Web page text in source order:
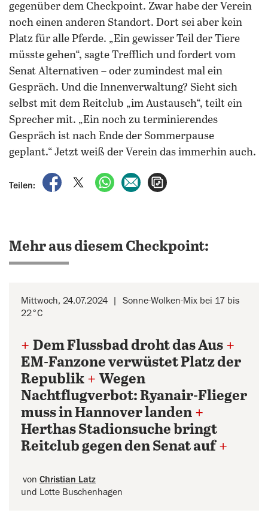
gegenüber dem Checkpoint. Zwar habe der Verein
noch einen anderen Standort. Dort sei aber kein
Platz für alle Pferde. „Ein gewisser Teil der Tiere
müsste gehen“, sagte Trefflich und fordert vom
Senat Alternativen – oder zumindest mal ein
Gespräch. Und die Innenverwaltung? Sieht sich
selbst mit dem Reitclub „im Austausch“, teilt ein
Sprecher mit. „Ein noch zu terminierendes
Gespräch ist nach Ende der Sommerpause
geplant.“ Jetzt weiß der Verein das immerhin auch.
Teilen:
auf Facebook teilen
auf X teilenper WhatsApp teilen
per E-Mail teilen
Mehr aus diesem Checkpoint:
Mittwoch, 24.07.2024
Sonne-Wolken-Mix bei 17 bis
22°C
+ Dem Flussbad droht das Aus +
EM-Fanzone verwüstet Platz der
Republik + Wegen
Nachtflugverbot: Ryanair-Flieger
muss in Hannover landen +
Herthas Stadionsuche bringt
Reitclub gegen den Senat auf +
von Christian Latz
und Lotte Buschenhagen